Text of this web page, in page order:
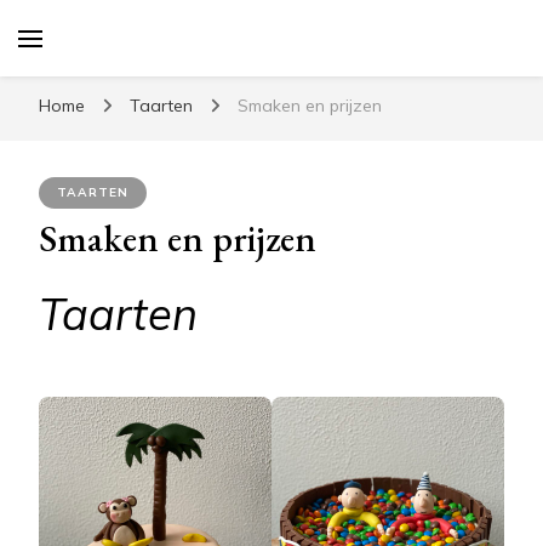
Home Taarten Smaken en prijzen
TAARTEN
Smaken en prijzen
Taarten